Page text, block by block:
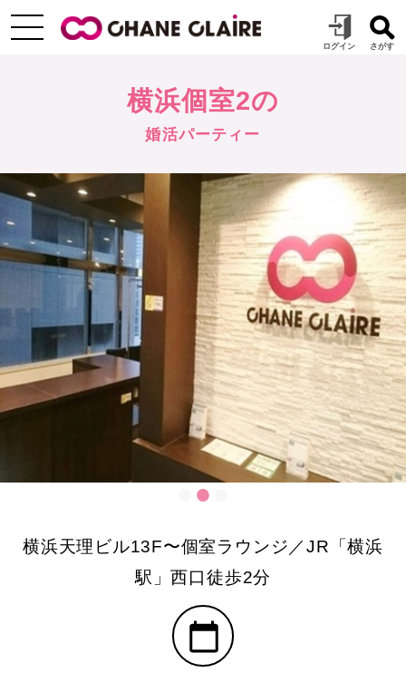
横浜個室2の
婚活パーティー
横浜天理ビル13F〜個室ラウンジ／JR「横浜
駅」西口徒歩2分